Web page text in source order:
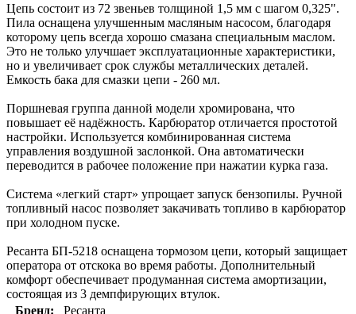
Цепь состоит из 72 звеньев толщиной 1,5 мм с шагом 0,325".
Пила оснащена улучшенным масляным насосом, благодаря
которому цепь всегда хорошо смазана специальным маслом.
Это не только улучшает эксплуатационные характеристики,
но и увеличивает срок службы металлических деталей.
Емкость бака для смазки цепи - 260 мл.
Поршневая группа данной модели хромирована, что
повышает её надёжность. Карбюратор отличается простотой
настройки. Используется комбинированная система
управления воздушной заслонкой. Она автоматически
переводится в рабочее положение при нажатии курка газа.
Система «легкий старт» упрощает запуск бензопилы. Ручной
топливный насос позволяет закачивать топливо в карбюратор
при холодном пуске.
Ресанта БП-5218 оснащена тормозом цепи, который защищает
оператора от отскока во время работы. Дополнительный
комфорт обеспечивает продуманная система амортизации,
состоящая из 3 демпфирующих втулок.
Бренд:
Ресанта